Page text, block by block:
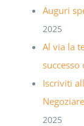
Auguri
2025
Al via la
successo
Iscriviti
2025